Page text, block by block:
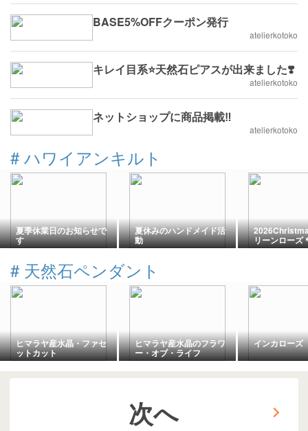
BASE5%OFFクーポン発行
atelierkotoko
キレイ目系⭐️天然石ピアスが出来ました❣️
atelierkotoko
ネットショップに商品掲載‼️
atelierkotoko
# ハワイアンキルト
夏季休業日のお知らせで
す
夏休みのハンドメイド活
動 リーンローズ
内容をご紹介
# 天然石ペンダント
ヒマラヤ産水晶・ファセ
ットカット
ヒマラヤ産水晶のフラワ
ー・オブ・ライフ
インカローズ
次へ